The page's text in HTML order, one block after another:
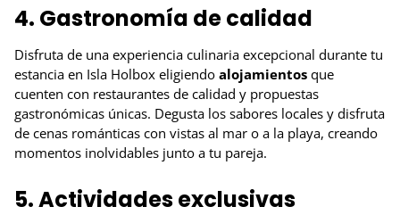
4. Gastronomía de calidad
Disfruta de una experiencia culinaria excepcional durante tu
estancia en Isla Holbox eligiendo alojamientos que
cuenten con restaurantes de calidad y propuestas
gastronómicas únicas. Degusta los sabores locales y disfruta
de cenas románticas con vistas al mar o a la playa, creando
momentos inolvidables junto a tu pareja.
5. Actividades exclusivas